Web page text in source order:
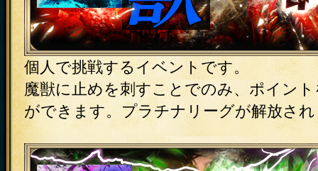
個人で挑戦するイベントです。
魔獣に止めを刺すことでのみ、ポイン
ができます。プラチナリーグが解放さ